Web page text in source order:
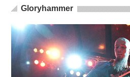
Gloryhammer